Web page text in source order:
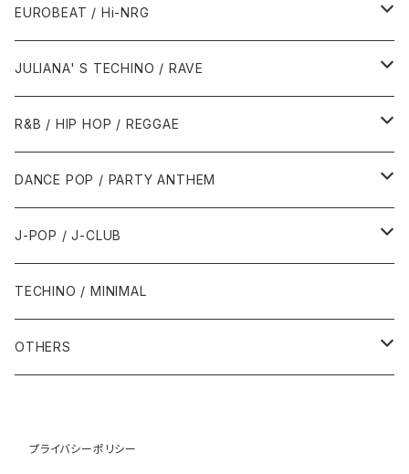
1987年・以前
1988年
1990年代
1990年
1991年
1995年
1996年
2000年代
2000年
2001年
2005年
2010年代
2010年
2011年
1990年代
1994年・以前
1995年
1999年
2000年代
2000年
2001年
2005年
EUROBEAT / Hi-NRG
1980年代
1986年・以前
1987年
1990年代
1990年
1991年
2000年代
JULIANA' S TECHINO / RAVE
1990年代
1990年
1991年
2000年代
2000年
2001年
R&B / HIP HOP / REGGAE
1980年代
1985年・以前
1986年
1990年代
1990年
1991年
1993年
2000年代
2000年
2002年
DANCE POP / PARTY ANTHEM
1980年代
1988年・以前
1989年
1990年代
1990年
1992年
2000年代
2001年
J-POP / J-CLUB
1980年代
1990年代
1991年
2000年
TECHINO / MINIMAL
OTHERS
1985年・以前
1990年代
プライバシーポリシー